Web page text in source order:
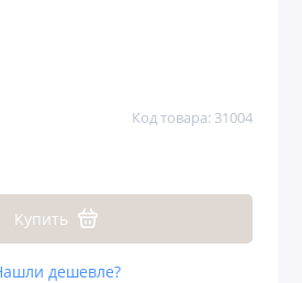
Код товара: 31004
Купить
дешевле?